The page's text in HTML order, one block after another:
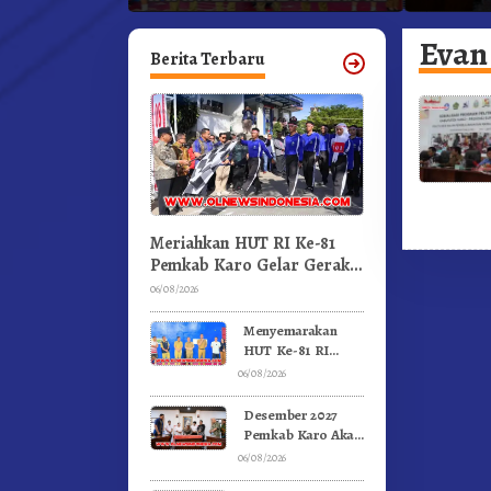
Pertandingan Olahraga
GBKP
Berita Terbaru
Meriahkan HUT RI Ke-81
Pemkab Karo Gelar Gerak
Jalan Kemerdekaan.!
06/08/2026
Menyemarakan
HUT Ke-81 RI
Pemkab Karo
Olahraga
06/08/2026
Desember 2027
Pemkab Karo Akan
Serahkan Aset
06/08/2026